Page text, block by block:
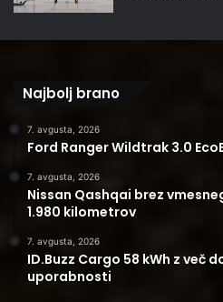
Najbolj brano
7. avgusta, 2026
Ford Ranger Wildtrak 3.0
7. avgusta, 2026
Nissan Qashqai brez
1.980 kilometrov
7. avgusta, 2026
ID.Buzz Cargo 58 kWh z več
uporabnosti